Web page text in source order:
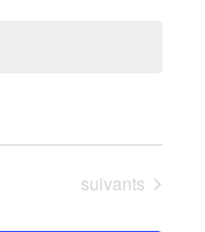
Évènements
suivants